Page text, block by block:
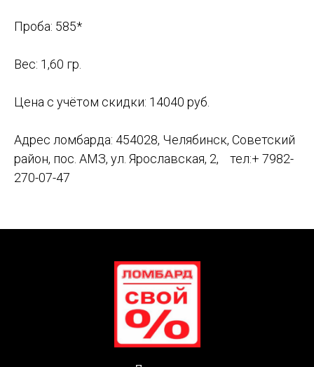
Проба: 585*
Вес: 1,60 гр.
Цена с учётом скидки: 14040 руб.
Адрес ломбарда: 454028, Челябинск, Советский
район, пос. АМЗ, ул. Ярославская, 2, тел:+ 7982-
270-07-47